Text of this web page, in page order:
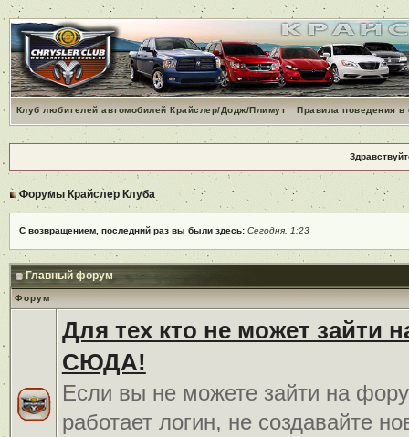
Клуб любителей автомобилей Крайслер/Додж/Плимут Правила поведения
Форумы Крайслер Клуба
С возвращением, последний раз вы были здесь: Сегодня, 1:23
Главный форум
Форум
Для тех кто не может зайти
СЮДА!
Если вы не можете зайти на
работает логин, не создавайте